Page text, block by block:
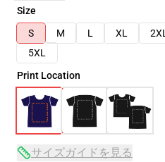
Size
S
M L XL 2XL
5XL
Print Location
サイズガイドを見る